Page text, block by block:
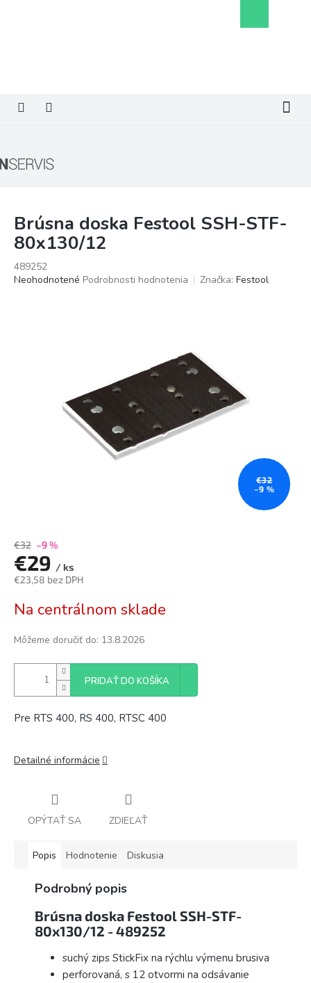
košík
Brúsna doska Festool SSH-STF-
80x130/12
489252
Priemerné
Neohodnotené Podrobnosti hodnotenia Značka: Festool
€32
–9 %
€32 –9 %
€29 / ks
€23,58 bez DPH
cena:
Na centrálnom sklade
Môžeme doručiť do: 13.8.2026
PRIDAŤ DO KOŠÍKA
Pre RTS 400, RS 400, RTSC 400
Detailné informácie
OPÝTAŤ SA ZDIEĽAŤ
Popis Hodnotenie Diskusia
Podrobný popis
Brúsna doska Festool SSH-STF-
80x130/12 - 489252
suchý zips StickFix na rýchlu výmenu brusiva
perforovaná, s 12 otvormi na odsávanie